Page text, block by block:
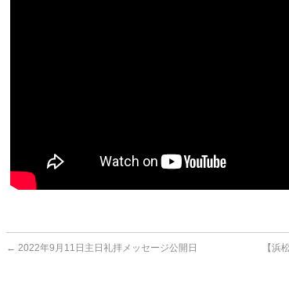
← 2022年9月11日主日礼拝メッセージ公開日
【浜